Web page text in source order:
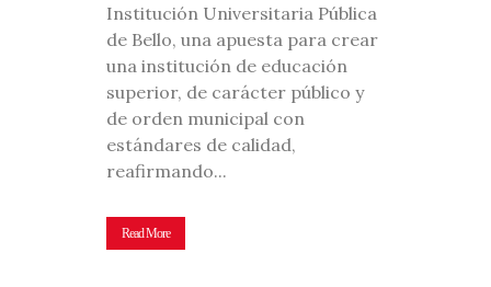
Institución Universitaria Pública
de Bello, una apuesta para crear
una institución de educación
superior, de carácter público y
de orden municipal con
estándares de calidad,
reafirmando...
Read More